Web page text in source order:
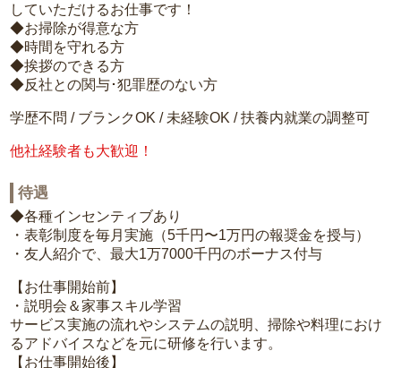
していただけるお仕事です！
◆お掃除が得意な方
◆時間を守れる方
◆挨拶のできる方
◆反社との関与･犯罪歴のない方
学歴不問 / ブランクOK / 未経験OK / 扶養内就業の調整可
他社経験者も大歓迎！
待遇
◆各種インセンティブあり
・表彰制度を毎月実施（5千円〜1万円の報奨金を授与）
・友人紹介で、最大1万7000千円のボーナス付与
【お仕事開始前】
・説明会＆家事スキル学習
サービス実施の流れやシステムの説明、掃除や料理におけ
るアドバイスなどを元に研修を行います。
【お仕事開始後】